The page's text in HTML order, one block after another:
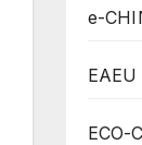
e-
EAEU
ECO-